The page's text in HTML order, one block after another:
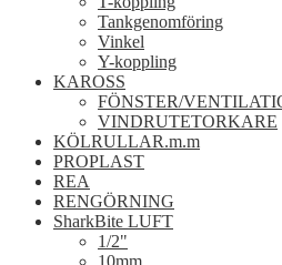
Tankgenomföring
Vinkel
Y-koppling
KAROSS
FÖNSTER/
VINDRUTETORKARE
KÖLRULLAR.m.m
PROPLAST
REA
RENGÖRNING
SharkBite LUFT
1/2"
10mm